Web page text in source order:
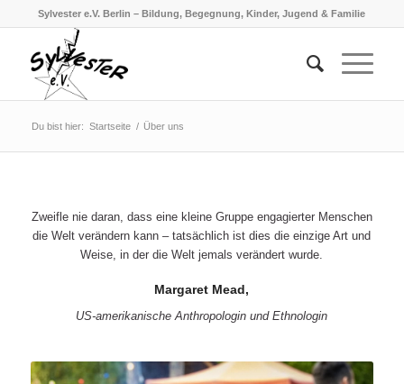
Sylvester e.V. Berlin – Bildung, Begegnung, Kinder, Jugend & Familie
Du bist hier: Startseite / Über uns
Zweifle nie daran, dass eine kleine Gruppe engagierter Menschen
die Welt verändern kann – tatsächlich ist dies die einzige Art und
Weise, in der die Welt jemals verändert wurde.
Margaret Mead,
US-amerikanische Anthropologin und Ethnologin